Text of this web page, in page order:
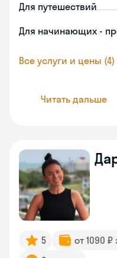
Для путешествий
Для начинающих -
Все услуги и цены (4)
Читать дальше
5 от 1090 ₽